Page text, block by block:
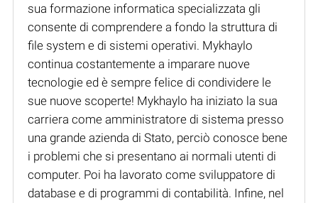
sua formazione informatica specializzata gli
consente di comprendere a fondo la struttura di
file system e di sistemi operativi. Mykhaylo
continua costantemente a imparare nuove
tecnologie ed è sempre felice di condividere le
sue nuove scoperte! Mykhaylo ha iniziato la sua
carriera come amministratore di sistema presso
una grande azienda di Stato, perciò conosce bene
i problemi che si presentano ai normali utenti di
computer. Poi ha lavorato come sviluppatore di
database e di programmi di contabilità. Infine, nel